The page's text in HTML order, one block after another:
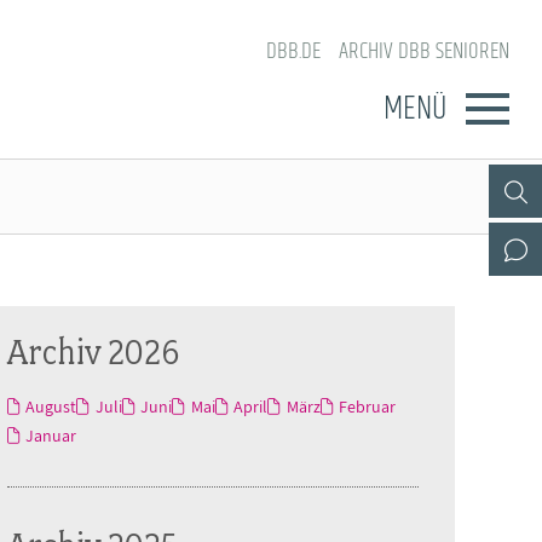
DBB.DE ARCHIV DBB SENIOREN
MENÜ
Archiv 2026
August Juli Juni Mai April März
Februar
Januar